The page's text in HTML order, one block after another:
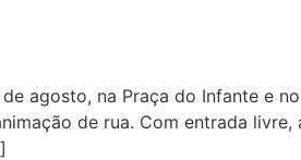
agosto, na Praça do Infante e
de rua. Com entrada